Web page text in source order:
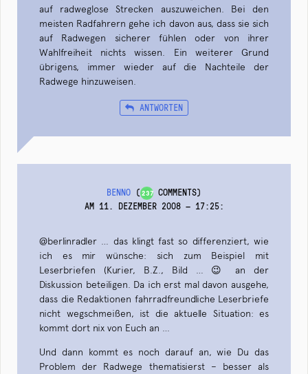
auf radweglose Strecken auszuweichen. Bei den
meisten Radfahrern gehe ich davon aus, dass sie sich
auf Radwegen sicherer fühlen oder von ihrer
Wahlfreiheit nichts wissen. Ein weiterer Grund
übrigens, immer wieder auf die Nachteile der
Radwege hinzuweisen.
ANTWORTEN
BENNO (237 COMMENTS)
AM 11. DEZEMBER 2008 — 17:25:
@berlinradler … das klingt fast so differenziert, wie
ich es mir wünsche: sich zum Beispiel mit
Leserbriefen (Kurier, B.Z., Bild … 😉 an der
Diskussion beteiligen. Da ich erst mal davon ausgehe,
dass die Redaktionen fahrradfreundliche Leserbriefe
nicht wegschmeißen, ist die aktuelle Situation: es
kommt dort nix von Euch an …
Und dann kommt es noch darauf an, wie Du das
Problem der Radwege thematisierst – besser als